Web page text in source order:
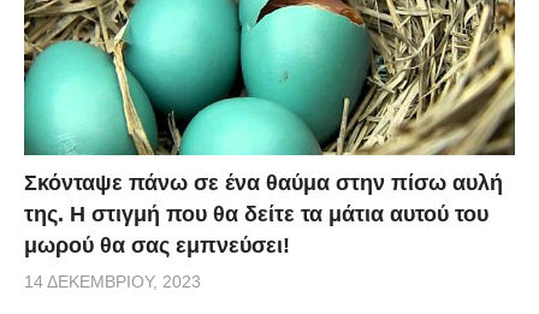
Σκόνταψε πάνω σε ένα θαύμα στην πίσω αυλή
της. Η στιγμή που θα δείτε τα μάτια αυτού του
μωρού θα σας εμπνεύσει!
14 ΔΕΚΕΜΒΡΊΟΥ, 2023